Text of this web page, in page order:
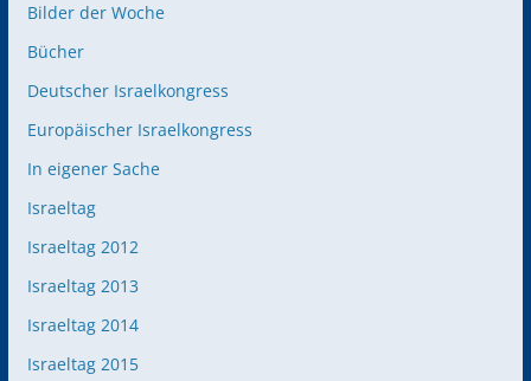
Bilder der Woche
Bücher
Deutscher Israelkongress
Europäischer Israelkongress
In eigener Sache
Israeltag
Israeltag 2012
Israeltag 2013
Israeltag 2014
Israeltag 2015